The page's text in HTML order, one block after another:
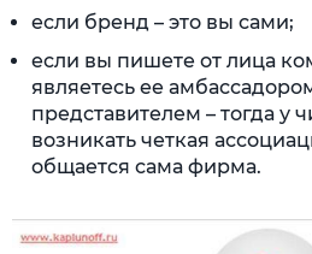
если бренд – это вы сами;
если вы пишете от лица
являетесь ее
представителем – тогда у
возникать четкая
общается сама фирма.